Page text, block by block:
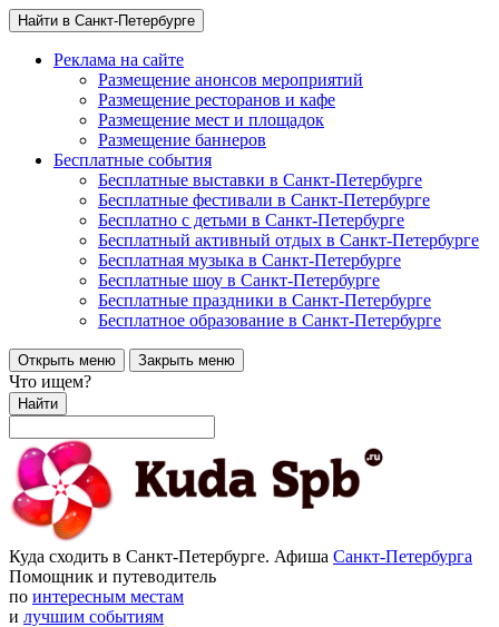
Найти в Санкт-Петербурге
Реклама на сайте
Размещение анонсов мероприятий
Размещение ресторанов и кафе
Размещение мест и площадок
Размещение баннеров
Бесплатные события
Бесплатные выставки в Санкт-Петербурге
Бесплатные фестивали в Санкт-Петербурге
Бесплатно с детьми в Санкт-Петербурге
Бесплатный активный отдых в Санкт-Петербурге
Бесплатная музыка в Санкт-Петербурге
Бесплатные шоу в Санкт-Петербурге
Бесплатные праздники в Санкт-Петербурге
Бесплатное образование в Санкт-Петербурге
Открыть меню Закрыть меню
Что ищем?
Найти
Куда сходить в Санкт-Петербурге. Афиша Санкт-Петербурга
Помощник и путеводитель
по интересным местам
и лучшим событиям